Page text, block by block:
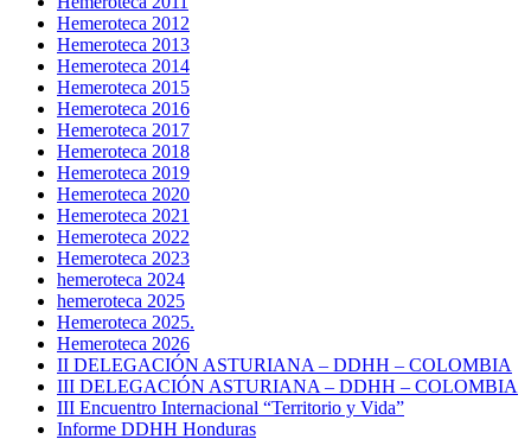
Hemeroteca 2012
Hemeroteca 2013
Hemeroteca 2014
Hemeroteca 2015
Hemeroteca 2016
Hemeroteca 2017
Hemeroteca 2018
Hemeroteca 2019
Hemeroteca 2020
Hemeroteca 2021
Hemeroteca 2022
Hemeroteca 2023
hemeroteca 2024
hemeroteca 2025
Hemeroteca 2025.
Hemeroteca 2026
II DELEGACIÓN ASTURIANA – DDHH – COLOMBIA
III DELEGACIÓN ASTURIANA – DDHH – COLOMBIA
III Encuentro Internacional “Territorio y Vida”
Informe DDHH Honduras